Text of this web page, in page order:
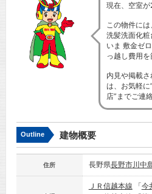
現在、空室が
この物件には
洗髪洗面化
いま 敷金ゼ
っ越し費用を
内見や掲載
は、お気軽
店”までご連
Outline 建物概要
住所 長野県長野市川中
ＪＲ信越本線 「今